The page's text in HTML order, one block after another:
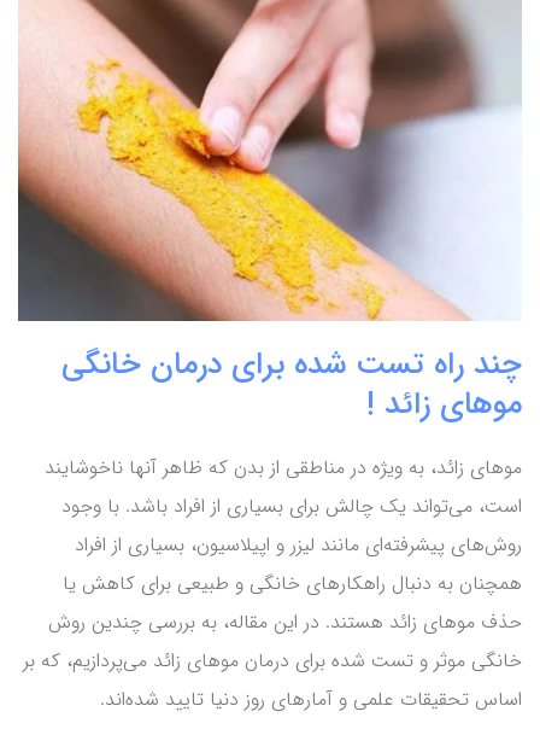
چند راه تست شده برای درمان خانگی
موهای زائد !
موهای زائد، به ویژه در مناطقی از بدن که ظاهر آنها ناخوشایند
است، می‌تواند یک چالش برای بسیاری از افراد باشد. با وجود
روش‌های پیشرفته‌ای مانند لیزر و اپیلاسیون، بسیاری از افراد
همچنان به دنبال راهکارهای خانگی و طبیعی برای کاهش یا
حذف موهای زائد هستند. در این مقاله، به بررسی چندین روش
خانگی موثر و تست شده برای درمان موهای زائد می‌پردازیم، که بر
اساس تحقیقات علمی و آمارهای روز دنیا تایید شده‌اند.